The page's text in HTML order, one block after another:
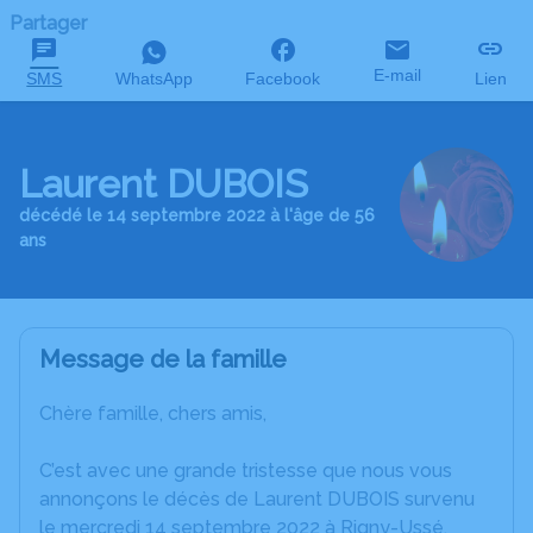
Partager
SMS WhatsApp Facebook E-mail Lien
Laurent DUBOIS
décédé le 14 septembre 2022 à l'âge de 56
ans
Message de la famille
Chère famille, chers amis,
C’est avec une grande tristesse que nous vous
annonçons le décès de Laurent DUBOIS survenu
le mercredi 14 septembre 2022 à Rigny-Ussé.